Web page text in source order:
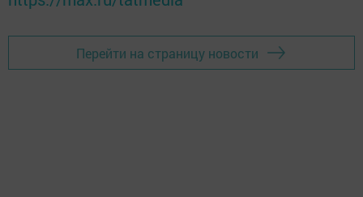
Перейти на страницу новости